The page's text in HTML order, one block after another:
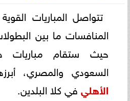
تتواصل المباريات
المنافسات ما بين
حيث ستقام مباريات
السعودي والمصري،
الأهلي في كلا البلدين.